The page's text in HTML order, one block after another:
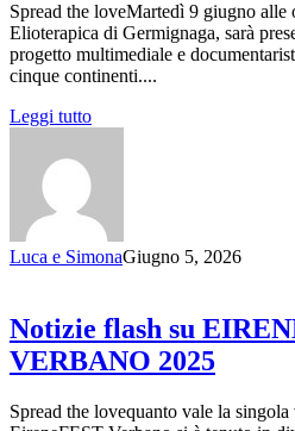
Spread the loveMartedì 9 giugno alle
Elioterapica di Germignaga, sarà
progetto multimediale e
cinque continenti....
Leggi tutto
Luca e SimonaGiugno 5, 2026
Notizie flash su
VERBANO 2025
Spread the lovequanto vale la